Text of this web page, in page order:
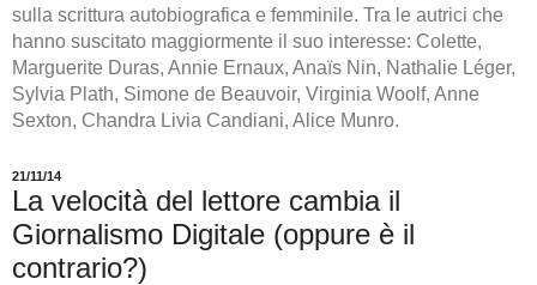
sulla scrittura autobiografica e femminile. Tra le autrici che
hanno suscitato maggiormente il suo interesse: Colette,
Marguerite Duras, Annie Ernaux, Anaïs Nin, Nathalie Léger,
Sylvia Plath, Simone de Beauvoir, Virginia Woolf, Anne
Sexton, Chandra Livia Candiani, Alice Munro.
21/11/14
La velocità del lettore cambia il
Giornalismo Digitale (oppure è il
contrario?)